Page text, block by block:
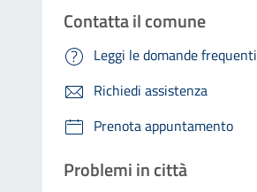
Contatta il comune
Leggi le domande frequenti
Richiedi assistenza
Prenota appuntamento
Problemi in città